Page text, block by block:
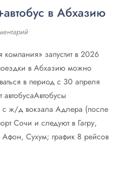
в Абхазию
запустит в 2026
в Абхазию можно
в период с 30 апреля
с ж/д вокзала Адлера (после
Сочи и следуют в Гагру,
Сухум; график 8 рейсов